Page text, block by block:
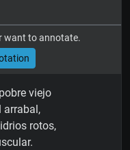
want to annotate.
viejo
arrabal,
rotos,